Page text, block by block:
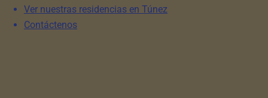
Ver nuestras residencias en Túnez
Contáctenos